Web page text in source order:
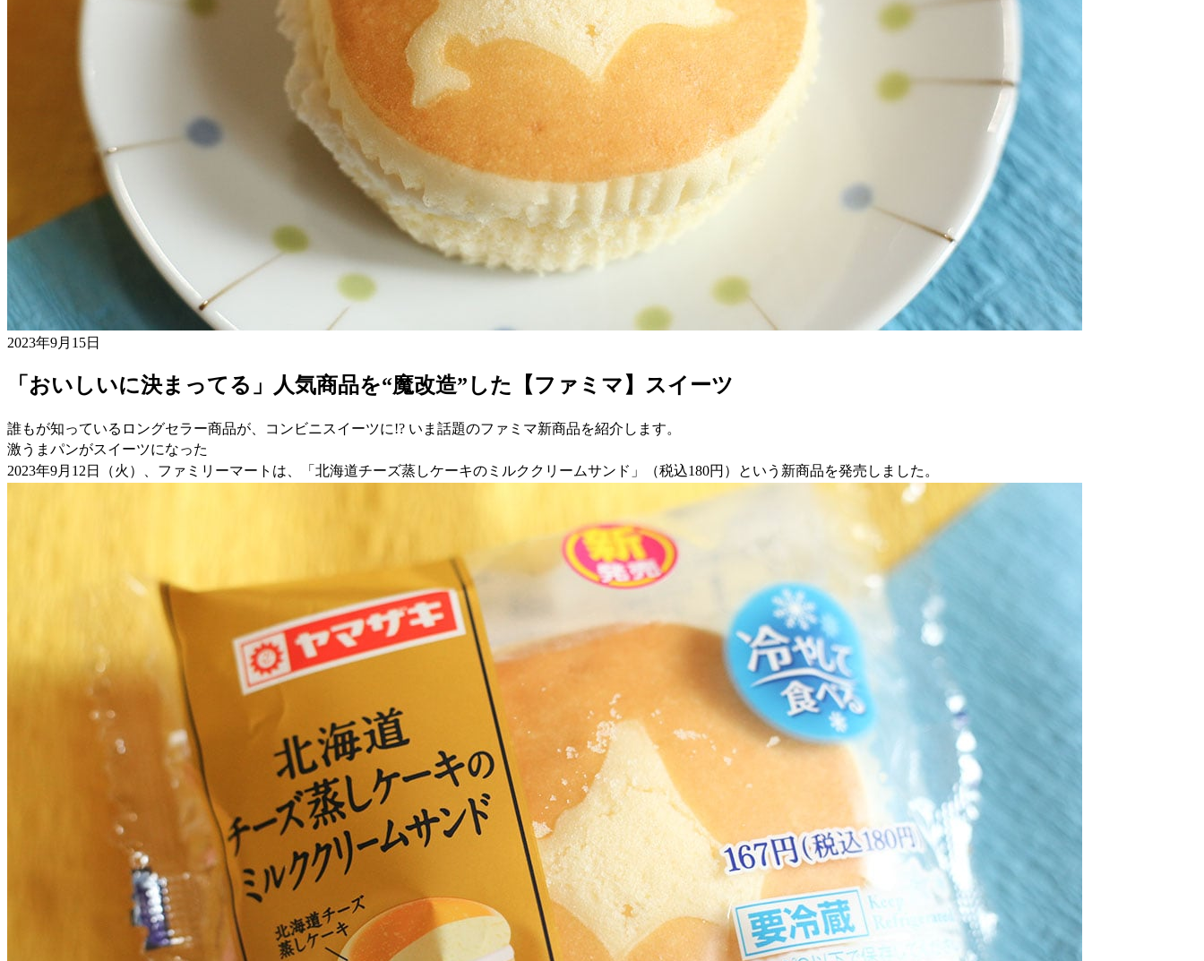
2023年9月15日
「おいしいに決まってる」人気商品を“魔改造”した【ファミマ】スイーツ
誰もが知っているロングセラー商品が、コンビニスイーツに!? いま話題のファミマ新商品を紹介します。
激うまパンがスイーツになった
2023年9月12日（火）、ファミリーマートは、「北海道チーズ蒸しケーキのミルククリームサンド」（税込180円）という新商品を発売しました。